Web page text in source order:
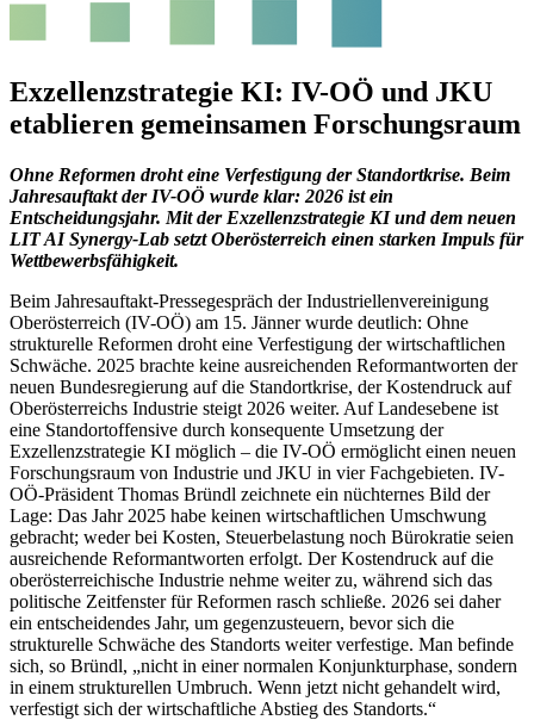
Exzellenzstrategie KI: IV-OÖ und JKU
etablieren gemeinsamen Forschungsraum
Ohne Reformen droht eine Verfestigung der Standortkrise. Beim
Jahresauftakt der IV-OÖ wurde klar: 2026 ist ein
Entscheidungsjahr. Mit der Exzellenzstrategie KI und dem neuen
LIT AI Synergy-Lab setzt Oberösterreich einen starken Impuls für
Wettbewerbsfähigkeit.
Beim Jahresauftakt-Pressegespräch der Industriellenvereinigung
Oberösterreich (IV-OÖ) am 15. Jänner wurde deutlich: Ohne
strukturelle Reformen droht eine Verfestigung der wirtschaftlichen
Schwäche. 2025 brachte keine ausreichenden Reformantworten der
neuen Bundesregierung auf die Standortkrise, der Kostendruck auf
Oberösterreichs Industrie steigt 2026 weiter. Auf Landesebene ist
eine Standortoffensive durch konsequente Umsetzung der
Exzellenzstrategie KI möglich – die IV-OÖ ermöglicht einen neuen
Forschungsraum von Industrie und JKU in vier Fachgebieten. IV-
OÖ-Präsident Thomas Bründl zeichnete ein nüchternes Bild der
Lage: Das Jahr 2025 habe keinen wirtschaftlichen Umschwung
gebracht; weder bei Kosten, Steuerbelastung noch Bürokratie seien
ausreichende Reformantworten erfolgt. Der Kostendruck auf die
oberösterreichische Industrie nehme weiter zu, während sich das
politische Zeitfenster für Reformen rasch schließe. 2026 sei daher
ein entscheidendes Jahr, um gegenzusteuern, bevor sich die
strukturelle Schwäche des Standorts weiter verfestige. Man befinde
sich, so Bründl, „nicht in einer normalen Konjunkturphase, sondern
in einem strukturellen Umbruch. Wenn jetzt nicht gehandelt wird,
verfestigt sich der wirtschaftliche Abstieg des Standorts.“